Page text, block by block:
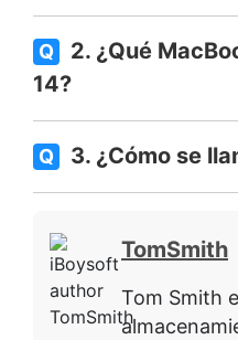
Q
2. ¿Qué
14?
Q 3. ¿Cómo se
TomSmith
Tom Smith